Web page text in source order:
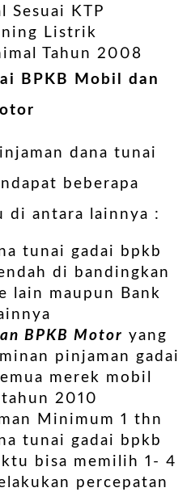
Sesuai KTP
Listrik
Tahun 2008
BPKB Mobil dan
dana tunai
beberapa
di antara lainnya :
tunai gadai bpkb
di bandingkan
lain maupun Bank
BPKB Motor yang
pinjaman gadai
merek mobil
2010
Minimum 1 thn
tunai gadai bpkb
bisa memilih 1- 4
percepatan